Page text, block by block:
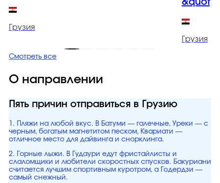
Грузия
Грузия
Смотреть все
О направлении
Пять причин отправиться в Грузию
1. Пляжи на любой вкус. В Батуми — галечные, Уреки — с
черным, богатым магнетитом песком, Квариати —
отличное место для дайвинга и снорклинга.
2. Горные лыжи. В Гудаури едут фристайлисты и
слаломщики и любители скоростных спусков. Бакуриани
считается лучшим спортивным куротром, а Годердзи —
самый снежный.